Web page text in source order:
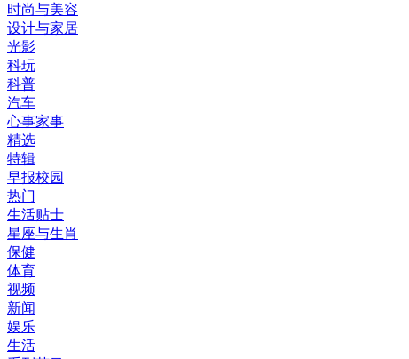
时尚与美容
设计与家居
光影
科玩
科普
汽车
心事家事
精选
特辑
早报校园
热门
生活贴士
星座与生肖
保健
体育
视频
新闻
娱乐
生活